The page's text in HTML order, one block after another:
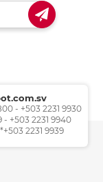
- +503 2231 9930
- +503 2231 9940
2231 9939